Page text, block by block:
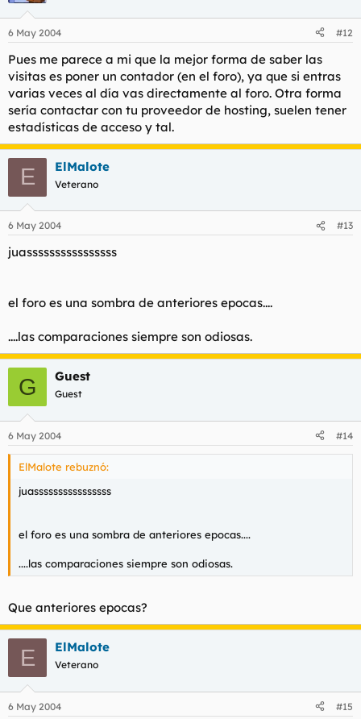
6 May 2004 #12
Pues me parece a mi que la mejor forma de saber las
visitas es poner un contador (en el foro), ya que si entras
varias veces al día vas directamente al foro. Otra forma
sería contactar con tu proveedor de hosting, suelen tener
estadísticas de acceso y tal.
E ElMalote
Veterano
6 May 2004 #13
juassssssssssssssss
el foro es una sombra de anteriores epocas....
....las comparaciones siempre son odiosas.
G Guest
Guest
6 May 2004 #14
ElMalote rebuznó:
juassssssssssssssss
el foro es una sombra de anteriores epocas....
....las comparaciones siempre son odiosas.
Que anteriores epocas?
E ElMalote
Veterano
6 May 2004 #15